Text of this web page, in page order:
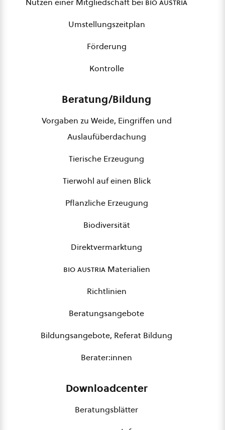
Umstellungszeitplan
Förderung
Kontrolle
Beratung/Bildung
Vorgaben zu Weide, Eingriffen und
Auslaufüberdachung
Tierische Erzeugung
Tierwohl auf einen Blick
Pflanzliche Erzeugung
Biodiversität
Direktvermarktung
bio austriaMaterialien
Richtlinien
Beratungsangebote
Bildungsangebote, Referat Bildung
Berater:innen
Downloadcenter
Beratungsblätter